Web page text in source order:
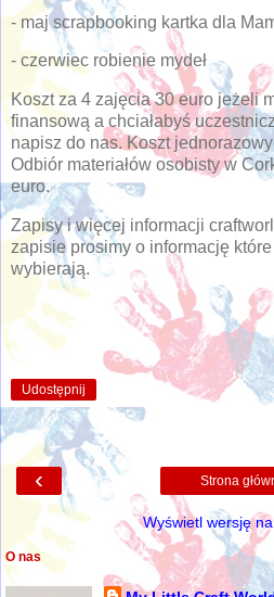
- maj scrapbooking kartka dla
- czerwiec robienie mydeł
Koszt za 4 zajęcia 30 euro jeżeli
finansową a chciałabyś
napisz do nas. Koszt
Odbiór materiałów osobisty w
euro.
Zapisy i więcej informacji
zapisie prosimy o informację
wybierają.
Udostępnij
‹ Strona
Wyświetl wersję
O nas